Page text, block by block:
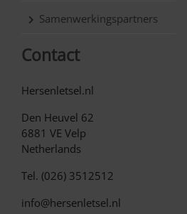
Samenwerkingspartners
Contact
Hersenletsel.nl
Den Heuvel 62
6881 VE Velp
Netherlands
Tel. (026) 3512512
info@hersenletsel.nl